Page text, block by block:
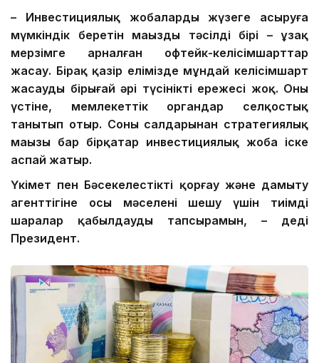
– Инвестициялық жобаларды жүзеге асыруға
мүмкіндік беретін маңызды тәсілдің бірі – ұзақ
мерзімге арналған офтейк-келісімшарттар
жасау. Бірақ қазір елімізде мұндай келісімшарт
жасаудың бірыңғай әрі түсінікті ережесі жоқ. Оның
үстіне, мемлекеттік органдар селқостық
танытып отыр. Соның салдарынан стратегиялық
маңызы бар бірқатар инвестициялық жоба іске
аспай жатыр.
Үкімет пен Бәсекелестікті қорғау және дамыту
агенттігіне осы мәселені шешу үшін тиімді
шаралар қабылдауды тапсырамын, – деді
Президент.